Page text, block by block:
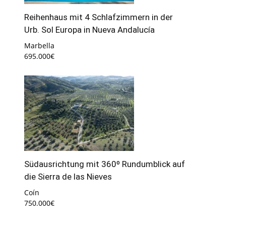
Reihenhaus mit 4 Schlafzimmern in der
Urb. Sol Europa in Nueva Andalucía
Marbella
695.000€
Südausrichtung mit 360º Rundumblick auf
die Sierra de las Nieves
Coín
750.000€